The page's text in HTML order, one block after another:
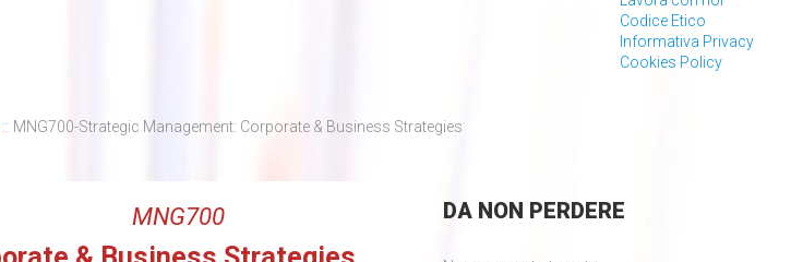
Codice Etico
Informativa Privacy
Cookies Policy
:: MNG700-Strategic Management: Corporate & Business Strategies
MNG700 DANON PERDERE